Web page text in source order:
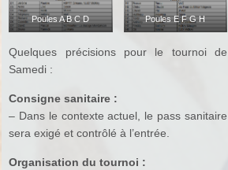
Poules A B C D Poules E F G H
Quelques précisions pour le tournoi de
Samedi :
Consigne sanitaire :
– Dans le contexte actuel, le pass sanitaire
sera exigé et contrôlé à l’entrée.
Organisation du tournoi :